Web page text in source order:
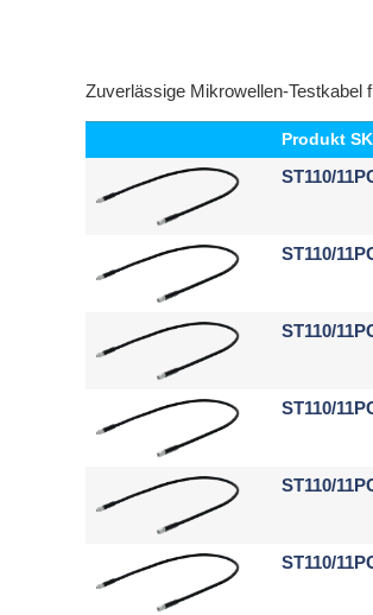
Zuverlässige Mikrowellen-Testkabel
Produkt
ST110/
ST110/
ST110/
ST110/
ST110/
ST110/